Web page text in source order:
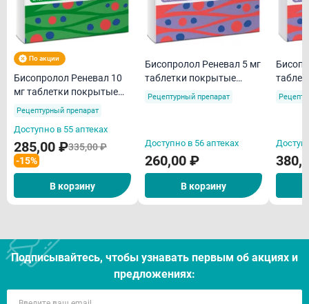
По акции
Бисопролол Реневал 10
мг таблетки покрытые
пленочной оболочкой
Рецептурный препарат
Доступно в 55 аптеках
285,00 ₽335,00 ₽
-15%
В корзину
Бисопролол Реневал 5 мг
таблетки покрытые
пленочной оболочкой
Рецептурный препарат
Доступно в 56 аптеках
260,00 ₽
В корзину
Подписывайтесь, чтобы узнавать первым об акцияx и
предложениях: